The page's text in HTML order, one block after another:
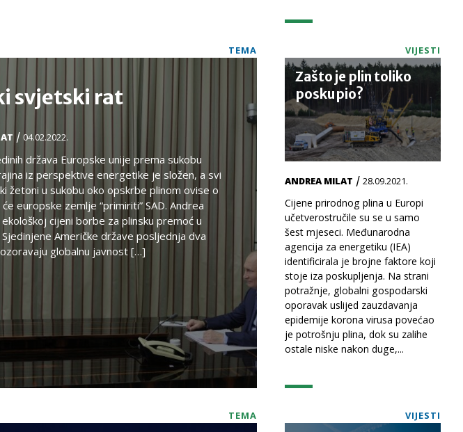
TEMA
svjetski rat
/ 04.02.2022.
država Europske unije prema sukobu
iz perspektive energetike je složen, a svi
žetoni u sukobu oko opskrbe plinom ovise o
europske zemlje “primiriti” SAD. Andrea
cijeni borbe za plinsku premoć u
Sjedinjene Američke države posljednja dva
globalnu javnost […]
TEMA
VIJESTI
Zašto je plin toliko
poskupio?
ANDREA MILAT / 28.09.2021.
Cijene prirodnog plina u Europi
učetverostručile su se u samo
šest mjeseci. Međunarodna
agencija za energetiku (IEA)
identificirala je brojne faktore koji
stoje iza poskupljenja. Na strani
potražnje, globalni gospodarski
oporavak uslijed zauzdavanja
epidemije korona virusa povećao
je potrošnju plina, dok su zalihe
ostale niske nakon duge,...
VIJESTI